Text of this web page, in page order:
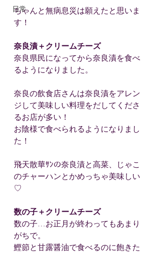
日常
ちゃんと無病息災は願えたと思いま
す！
奈良漬＋クリームチーズ
奈良県民になってから奈良漬を食べ
るようになりました。
奈良の飲食店さんは奈良漬をアレン
ジして美味しい料理をだしてくださ
るお店が多い！
お陰様で食べられるようになりまし
た！
飛天散華ｻﾝの奈良漬と高菜、じゃこ
のチャーハンとかめっちゃ美味しい
♡
数の子＋クリームチーズ
数の子…お正月が終わってもあまり
がちで。
鰹節と甘露醤油で食べるのに飽きた